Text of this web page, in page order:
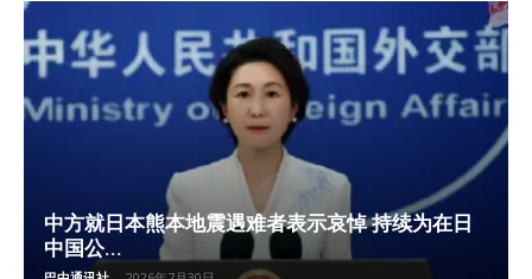
中方就日本熊本地震遇难者表示哀悼 持续为在日
中国公...